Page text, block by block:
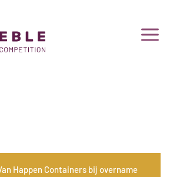
Happen Containers bij overname